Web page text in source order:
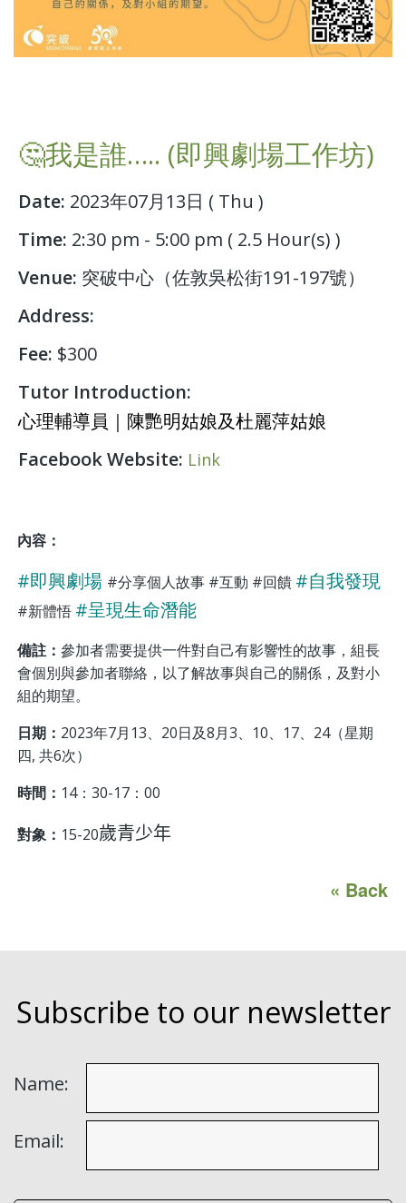
🤔我是誰….. (即興劇場工作坊)
Date: 2023年07月13日 ( Thu )
Time: 2:30 pm - 5:00 pm ( 2.5 Hour(s) )
Venue: 突破中心（佐敦吳松街191-197號）
Address:
Fee: $300
Tutor Introduction:
心理輔導員｜陳艷明姑娘及杜麗萍姑娘
Facebook Website: Link
內容：
#即興劇場 #分享個人故事 #互動 #回饋 #自我發現
#新體悟 #呈現生命潛能
備註： 參加者需要提供一件對自己有影響性的故事，組長
會個別與參加者聯絡，以了解故事與自己的關係，及對小
組的期望。
日期： 2023年7月13、20日及8月3、10、17、24（星期
四, 共6次）
時間： 14：30-17：00
對象： 15-20歲青少年
« Back
Subscribe to our newsletter
Name:
Email: